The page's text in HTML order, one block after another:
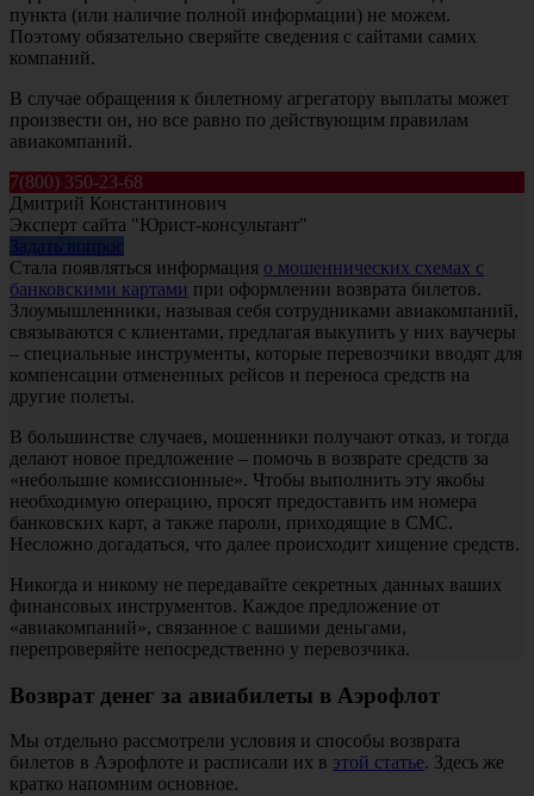
пункта (или наличие полной информации) не можем.
Поэтому обязательно сверяйте сведения с сайтами самих
компаний.
В случае обращения к билетному агрегатору выплаты может
произвести он, но все равно по действующим правилам
авиакомпаний.
7(800) 350-23-68
Дмитрий Константинович
Эксперт сайта "Юрист-консультант"
Стала появляться информация о мошеннических схемах с
банковскими картами при оформлении возврата билетов.
Злоумышленники, называя себя сотрудниками авиакомпаний,
связываются с клиентами, предлагая выкупить у них ваучеры
– специальные инструменты, которые перевозчики вводят для
компенсации отмененных рейсов и переноса средств на
другие полеты.
В большинстве случаев, мошенники получают отказ, и тогда
делают новое предложение – помочь в возврате средств за
«небольшие комиссионные». Чтобы выполнить эту якобы
необходимую операцию, просят предоставить им номера
банковских карт, а также пароли, приходящие в СМС.
Несложно догадаться, что далее происходит хищение средств.
Никогда и никому не передавайте секретных данных ваших
финансовых инструментов. Каждое предложение от
«авиакомпаний», связанное с вашими деньгами,
перепроверяйте непосредственно у перевозчика.
Возврат денег за авиабилеты в Аэрофлот
Мы отдельно рассмотрели условия и способы возврата
билетов в Аэрофлоте и расписали их в этой статье. Здесь же
кратко напомним основное.